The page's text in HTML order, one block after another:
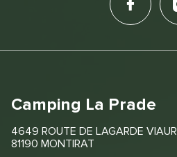
Camping La Prade
4649 ROUTE DE LAGARDE VIAUR
81190 MONTIRAT